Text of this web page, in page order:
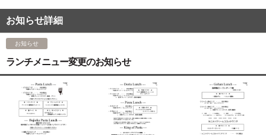
お知らせ詳細
お知らせ
ランチメニュー変更のお知らせ